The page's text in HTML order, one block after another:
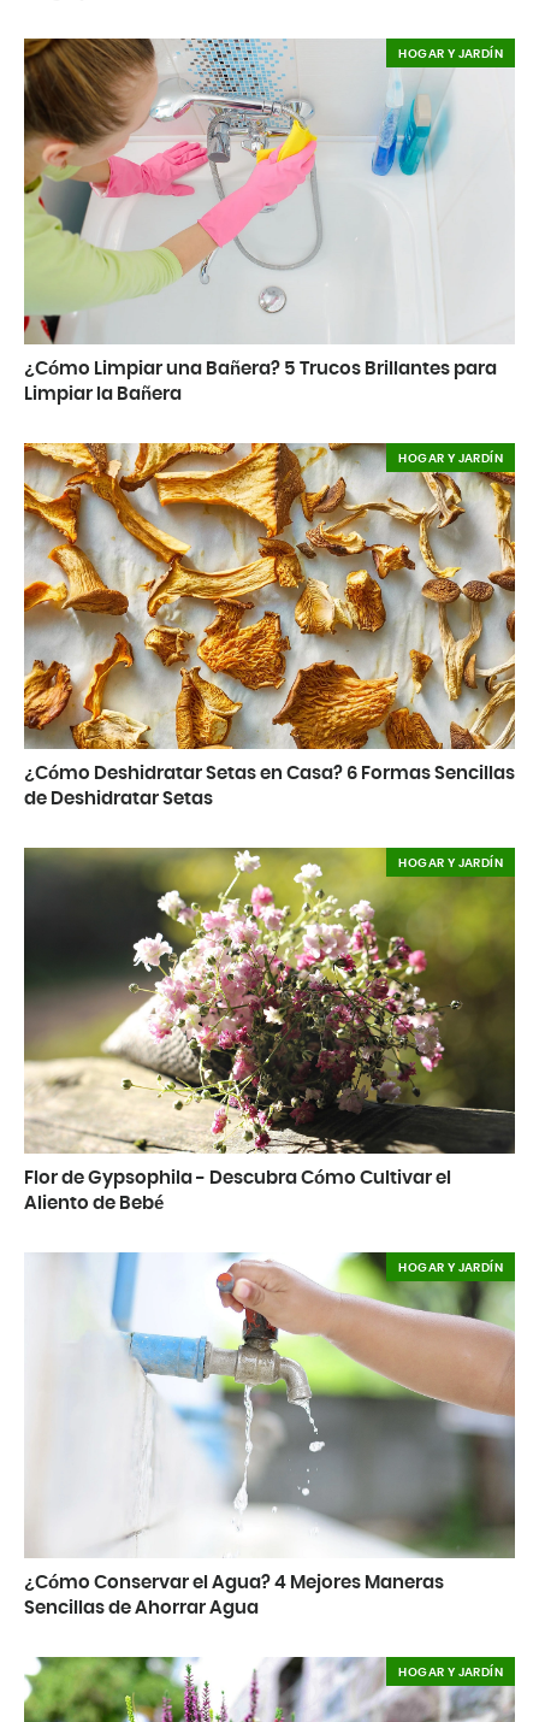
¿Cómo Limpiar una Bañera? 5 Trucos Brillantes para
Limpiar la Bañera
HOGAR Y JARDÍN
¿Cómo Deshidratar Setas en Casa? 6 Formas Sencillas
de Deshidratar Setas
HOGAR Y JARDÍN
Flor de Gypsophila - Descubra Cómo Cultivar el
Aliento de Bebé
HOGAR Y JARDÍN
¿Cómo Conservar el Agua? 4 Mejores Maneras
Sencillas de Ahorrar Agua
HOGAR Y JARDÍN
HOGAR Y JARDÍN